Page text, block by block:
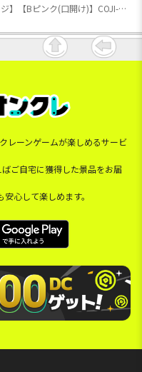
【コジコジ】【Bピンク(口開け)】COJI-COJI キラキラお星さまBIGぬいぐるみ
レーンゲームが楽しめるサービ
ご自宅に獲得した景品をお届
心して楽しめます。